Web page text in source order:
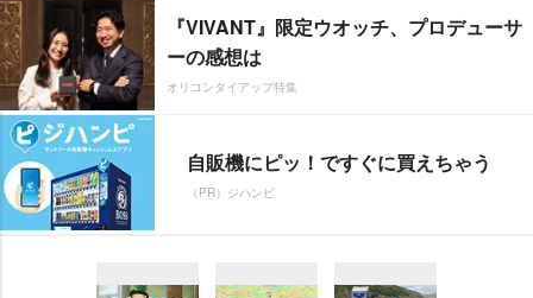
『VIVANT』限定ウオッチ、プロデューサ
ーの感想は
オリコンタイアップ特集
自販機にピッ！ですぐに買えちゃう
（PR）ジハンピ